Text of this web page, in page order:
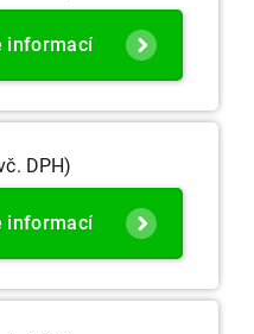
informací
DPH)
informací